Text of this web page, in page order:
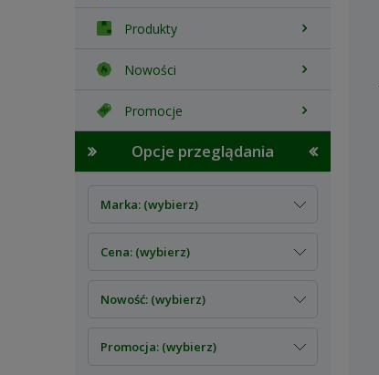
Produkty
Nowości
Promocje
Opcje przeglądania
Marka: (wybierz)
Cena: (wybierz)
Nowość: (wybierz)
Promocja: (wybierz)